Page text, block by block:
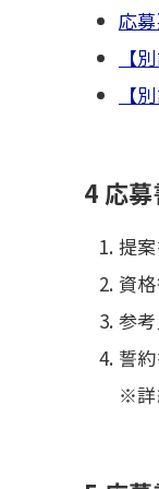
応
【
【
4 応
提
資
参
誓
※詳